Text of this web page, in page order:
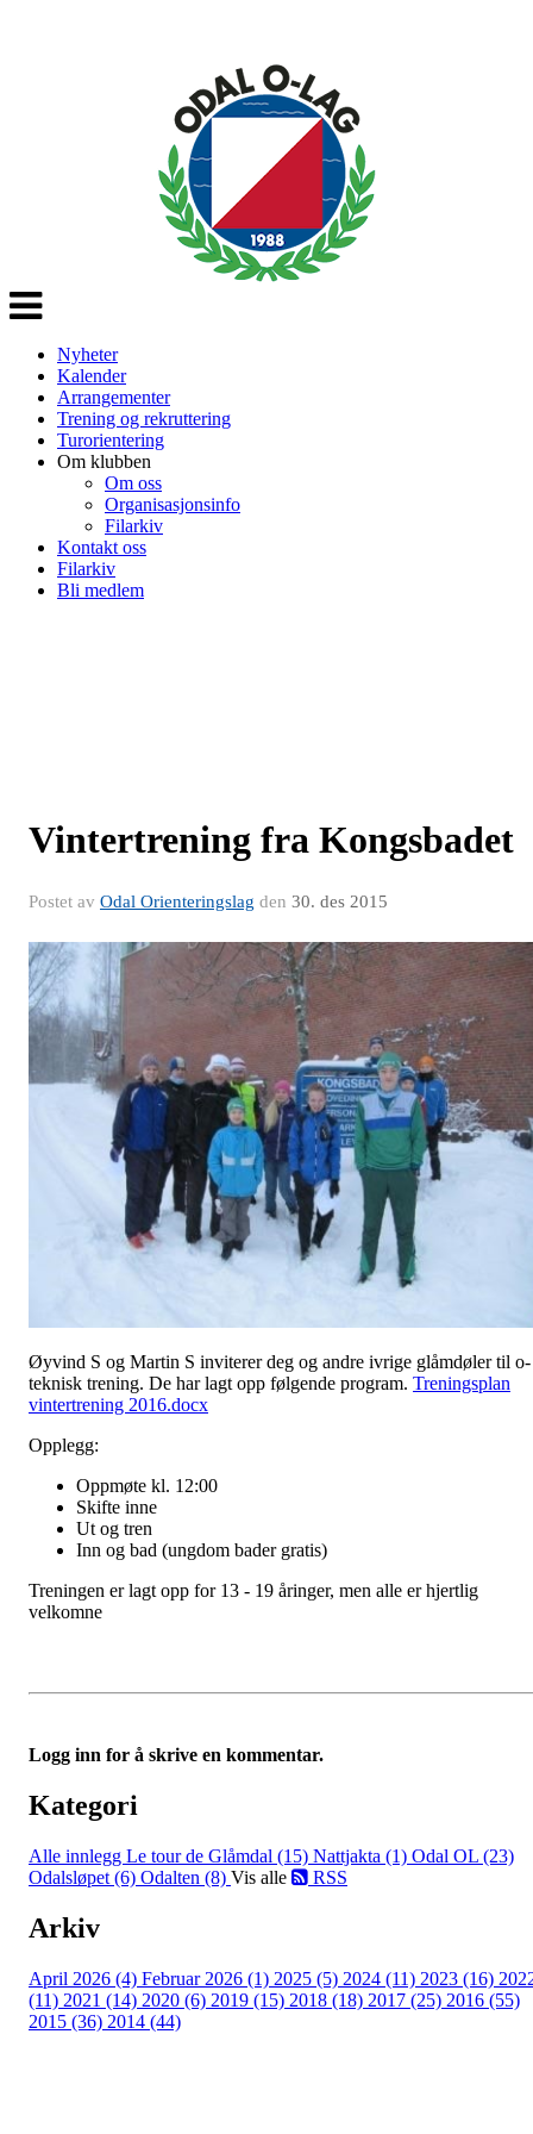
Veksle
navigasjon
Nyheter
Kalender
Arrangementer
Trening og rekruttering
Turorientering
Om klubben
Om oss
Organisasjonsinfo
Filarkiv
Kontakt oss
Filarkiv
Bli medlem
Vintertrening fra Kongsbadet
Postet av Odal Orienteringslag den 30. des 2015
Øyvind S og Martin S inviterer deg og andre ivrige glåmdøler til o-
teknisk trening. De har lagt opp følgende program. Treningsplan
vintertrening 2016.docx
Opplegg:
Oppmøte kl. 12:00
Skifte inne
Ut og tren
Inn og bad (ungdom bader gratis)
Treningen er lagt opp for 13 - 19 åringer, men alle er hjertlig
velkomne
Logg inn for å skrive en kommentar.
Kategori
Alle innlegg Le tour de Glåmdal (15) Nattjakta (1) Odal OL (23)
Odalsløpet (6) Odalten (8) Vis alle RSS
Arkiv
April 2026 (4) Februar 2026 (1) 2025 (5) 2024 (11) 2023 (16)
(11) 2021 (14) 2020 (6) 2019 (15) 2018 (18) 2017 (25) 2016 (55)
2015 (36) 2014 (44)